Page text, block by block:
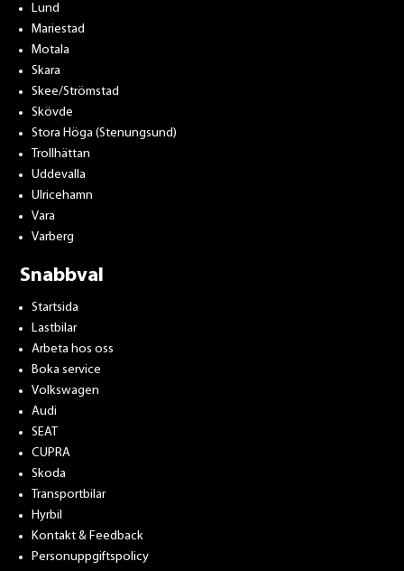
Lund
Mariestad
Motala
Skara
Skee/Strömstad
Skövde
Stora Höga (Stenungsund)
Trollhättan
Uddevalla
Ulricehamn
Vara
Varberg
Snabbval
Startsida
Lastbilar
Arbeta hos oss
Boka service
Volkswagen
Audi
SEAT
CUPRA
Skoda
Transportbilar
Hyrbil
Kontakt & Feedback
Personuppgiftspolicy